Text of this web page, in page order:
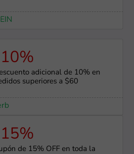
adicional de 10% en
superiores a $60
de 15% OFF en toda la